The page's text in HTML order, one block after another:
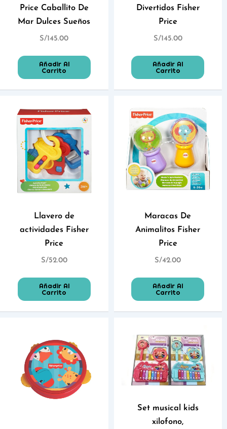
Price Caballito De
Mar Dulces Sueños
S/145.00
Añadir Al
Carrito
Divertidos Fisher
Price
S/145.00
Añadir Al
Carrito
Llavero de
actividades Fisher
Price
S/52.00
Añadir Al
Carrito
Maracas De
Animalitos Fisher
Price
S/42.00
Añadir Al
Carrito
Set musical kids
xilofono,